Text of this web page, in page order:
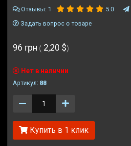
Отзывы: 1 5.0
Задать вопрос о товаре
96 грн ( 2,20 $)
Нет в наличии
Артикул: 88
Количество
Купить в 1 клик